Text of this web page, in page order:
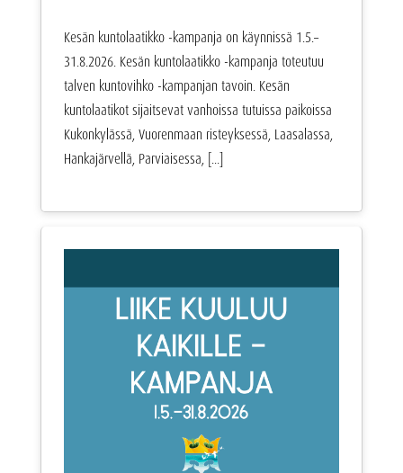
Kesän kuntolaatikko -kampanja on käynnissä 1.5.–
31.8.2026. Kesän kuntolaatikko -kampanja toteutuu
talven kuntovihko -kampanjan tavoin. Kesän
kuntolaatikot sijaitsevat vanhoissa tutuissa paikoissa
Kukonkylässä, Vuorenmaan risteyksessä, Laasalassa,
Hankajärvellä, Parviaisessa, [...]